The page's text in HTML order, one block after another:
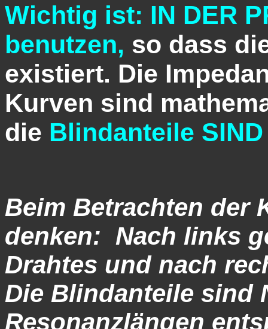
Wichtig ist: IN DER
benutzen, so dass
existiert. Die
Kurven sind
die Blindanteile
Beim Betrachten der
denken: Nach links
Drahtes und nach
Die Blindanteile sind
Resonanzlängen